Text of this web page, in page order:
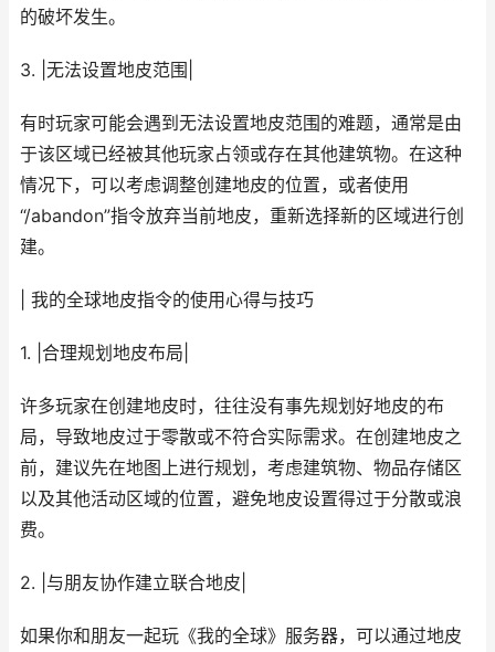
的破坏发生。
3. |无法设置地皮范围|
有时玩家可能会遇到无法设置地皮范围的难题，通常是由
于该区域已经被其他玩家占领或存在其他建筑物。在这种
情况下，可以考虑调整创建地皮的位置，或者使用
“/abandon”指令放弃当前地皮，重新选择新的区域进行创
建。
| 我的全球地皮指令的使用心得与技巧
1. |合理规划地皮布局|
许多玩家在创建地皮时，往往没有事先规划好地皮的布
局，导致地皮过于零散或不符合实际需求。在创建地皮之
前，建议先在地图上进行规划，考虑建筑物、物品存储区
以及其他活动区域的位置，避免地皮设置得过于分散或浪
费。
2. |与朋友协作建立联合地皮|
如果你和朋友一起玩《我的全球》服务器，可以通过地皮